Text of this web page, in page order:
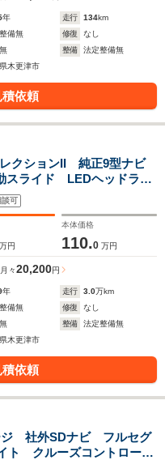
年 走行 134km
備無 修復
なし
整備
法定整備無
木更津市
依頼
クションII 純正9型ナビ
スライド LEDヘッドライ
トロール ETC スマー
接続
談可
万円
本体価格
110.0 万円
月々20,200円
年 走行 3.0万km
備無 修復
なし
整備
法定整備無
木更津市
依頼
ジ 社外SDナビ フルセグ
クルーズコントロー